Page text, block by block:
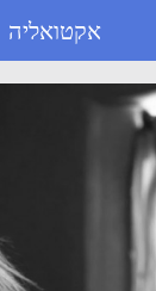
אקטואליה